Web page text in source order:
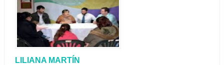
DESDE CARMEN DE
PATAGONES
LILIANA MARTÍN